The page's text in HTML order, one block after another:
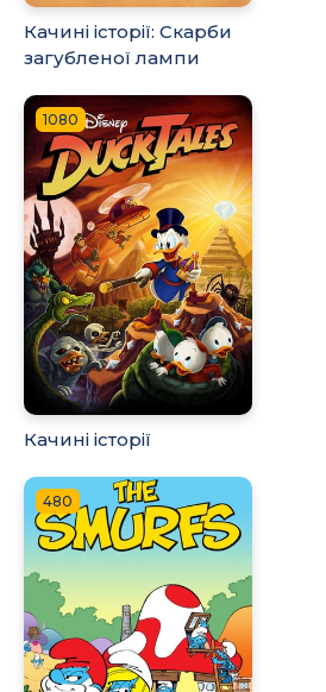
Качині історії: Скарби
загубленої лампи
1080
Качині історії
480